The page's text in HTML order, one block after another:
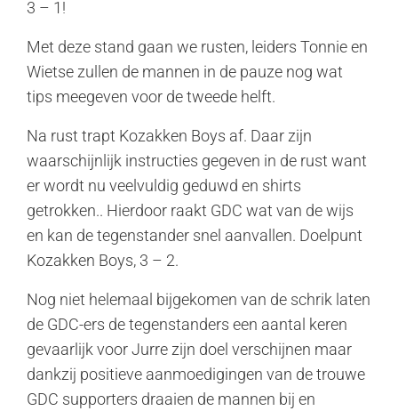
3 – 1!
Met deze stand gaan we rusten, leiders Tonnie en
Wietse zullen de mannen in de pauze nog wat
tips meegeven voor de tweede helft.
Na rust trapt Kozakken Boys af. Daar zijn
waarschijnlijk instructies gegeven in de rust want
er wordt nu veelvuldig geduwd en shirts
getrokken.. Hierdoor raakt GDC wat van de wijs
en kan de tegenstander snel aanvallen. Doelpunt
Kozakken Boys, 3 – 2.
Nog niet helemaal bijgekomen van de schrik laten
de GDC-ers de tegenstanders een aantal keren
gevaarlijk voor Jurre zijn doel verschijnen maar
dankzij positieve aanmoedigingen van de trouwe
GDC supporters draaien de mannen bij en